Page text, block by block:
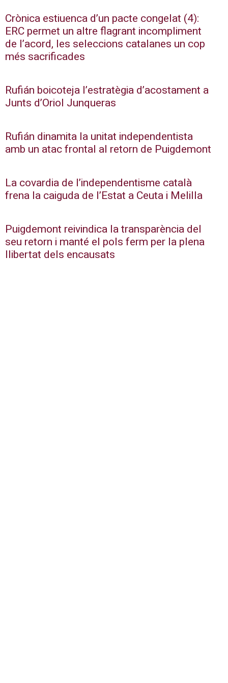
Crònica estiuenca d’un pacte congelat (4):
ERC permet un altre flagrant incompliment
de l’acord, les seleccions catalanes un cop
més sacrificades
Rufián boicoteja l’estratègia d’acostament a
Junts d’Oriol Junqueras
Rufián dinamita la unitat independentista
amb un atac frontal al retorn de Puigdemont
La covardia de l’independentisme català
frena la caiguda de l’Estat a Ceuta i Melilla
Puigdemont reivindica la transparència del
seu retorn i manté el pols ferm per la plena
llibertat dels encausats